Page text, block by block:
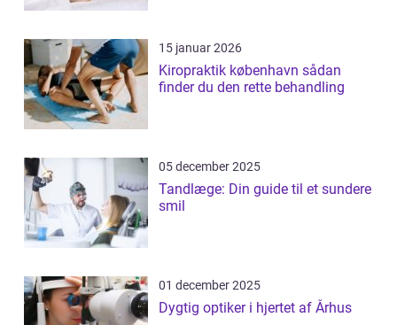
15 januar 2026
Kiropraktik københavn sådan
finder du den rette behandling
05 december 2025
Tandlæge: Din guide til et sundere
smil
01 december 2025
Dygtig optiker i hjertet af Århus